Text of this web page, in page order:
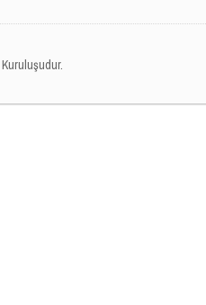
Kuruluşudur.